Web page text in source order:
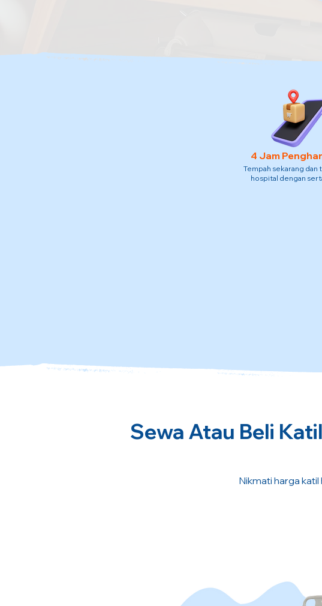
4 Jam
Tempah sekarang dan
hospital dengan
Sewa Atau Beli
Nikmati harga